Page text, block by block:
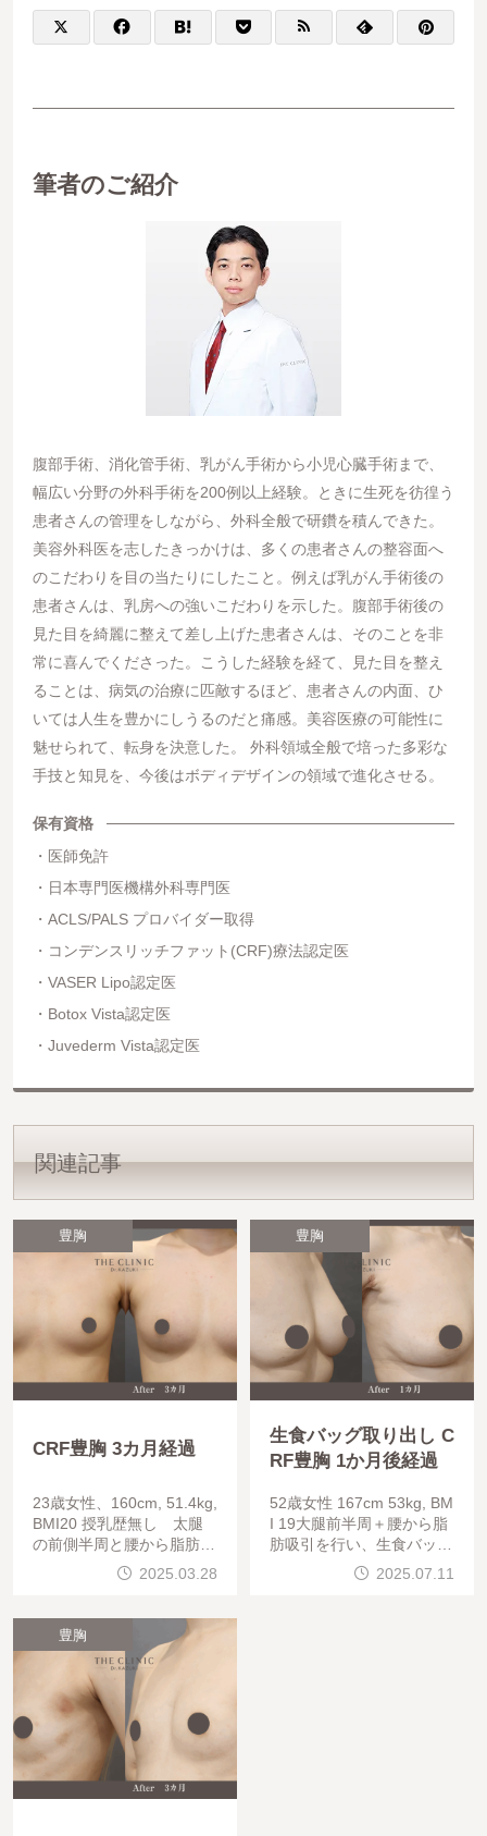
筆者のご紹介
腹部手術、消化管手術、乳がん手術から小児心臓手術まで、
幅広い分野の外科手術を200例以上経験。ときに生死を彷徨う
患者さんの管理をしながら、外科全般で研鑽を積んできた。
美容外科医を志したきっかけは、多くの患者さんの整容面へ
のこだわりを目の当たりにしたこと。例えば乳がん手術後の
患者さんは、乳房への強いこだわりを示した。腹部手術後の
見た目を綺麗に整えて差し上げた患者さんは、そのことを非
常に喜んでくださった。こうした経験を経て、見た目を整え
ることは、病気の治療に匹敵するほど、患者さんの内面、ひ
いては人生を豊かにしうるのだと痛感。美容医療の可能性に
魅せられて、転身を決意した。 外科領域全般で培った多彩な
手技と知見を、今後はボディデザインの領域で進化させる。
保有資格
医師免許
日本専門医機構外科専門医
ACLS/PALS プロバイダー取得
コンデンスリッチファット(CRF)療法認定医
VASER Lipo認定医
Botox Vista認定医
Juvederm Vista認定医
関連記事
豊胸
CRF豊胸 3カ月経過
23歳女性、160cm, 51.4kg,
BMI20 授乳歴無し 太腿
の前側半周と腰から脂肪吸
引を行い、コンデンスリッ
チ脂肪豊胸を行いました。
いため適応外と
2025.03.28
豊胸
生食バッグ取り出し C
RF豊胸 1か月後経過
52歳女性 167cm 53kg, BM
I 19大腿前半周＋腰から脂
肪吸引を行い、生食バッグ
を下縁から取り出し、コン
デンスリッチ脂肪豊胸を行
2025.07.11
豊胸